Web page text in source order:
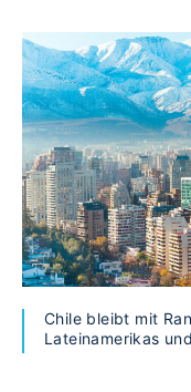
Chile bleibt mit
Lateinamerikas